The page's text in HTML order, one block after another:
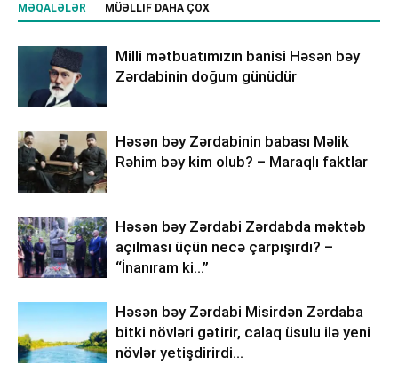
MƏQALƏLƏR MÜƏLLIF DAHA ÇOX
Milli mətbuatımızın banisi Həsən bəy
Zərdabinin doğum günüdür
Həsən bəy Zərdabinin babası Məlik
Rəhim bəy kim olub? – Maraqlı faktlar
Həsən bəy Zərdabi Zərdabda məktəb
açılması üçün necə çarpışırdı? –
“İnanıram ki…”
Həsən bəy Zərdabi Misirdən Zərdaba
bitki növləri gətirir, calaq üsulu ilə yeni
növlər yetişdirirdi…